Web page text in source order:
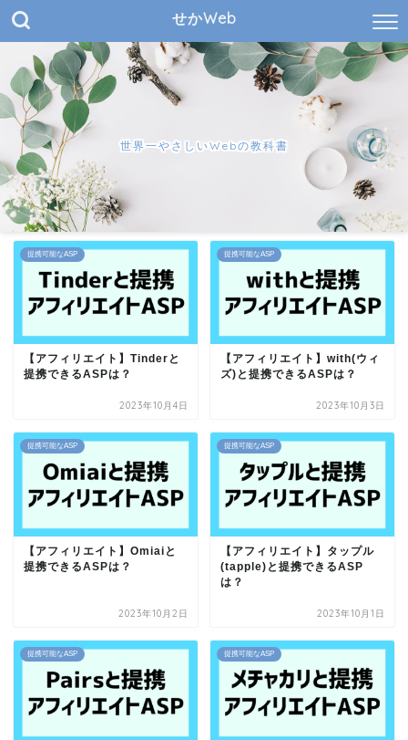
せかWeb
世界一やさしいWebの教科書
提携可能なASP
【アフィリエイト】Tinderと
提携できるASPは？
2023年10月4日
提携可能なASP
【アフィリエイト】with(ウィ
ズ)と提携できるASPは？
2023年10月3日
提携可能なASP
【アフィリエイト】Omiaiと
提携できるASPは？
2023年10月2日
提携可能なASP
【アフィリエイト】タップル
(tapple)と提携できるASP
は？
2023年10月1日
提携可能なASP 提携可能なASP